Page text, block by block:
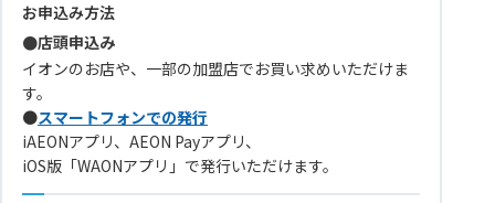
お申込み方法
●店頭申込み
イオンのお店や、一部の加盟店でお買い求めいただけま
す。
●スマートフォンでの発行
iAEONアプリ、AEON Payアプリ、
iOS版「WAONアプリ」で発行いただけます。